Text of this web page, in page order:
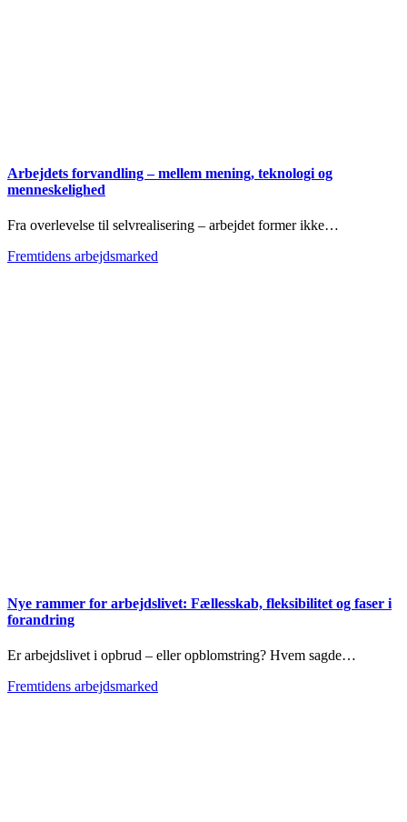
Arbejdets forvandling – mellem mening, teknologi og
menneskelighed
Fra overlevelse til selvrealisering – arbejdet former ikke…
Fremtidens arbejdsmarked
Nye rammer for arbejdslivet: Fællesskab, fleksibilitet og faser i
forandring
Er arbejdslivet i opbrud – eller opblomstring? Hvem sagde…
Fremtidens arbejdsmarked